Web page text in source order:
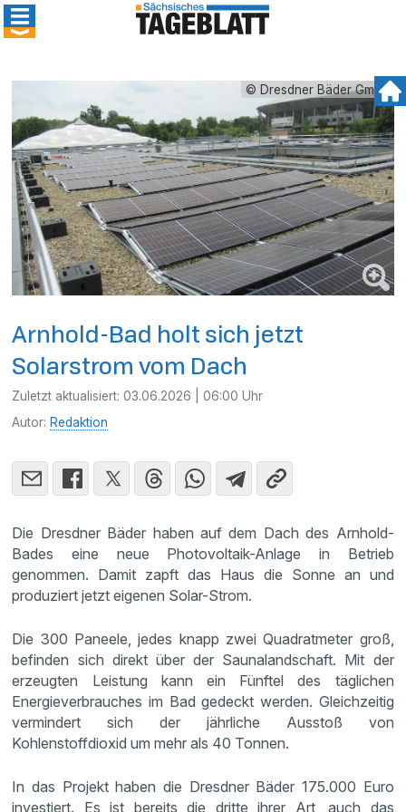
© Dresdner Bäder GmbH
Arnhold-Bad holt sich jetzt
Solarstrom vom Dach
Zuletzt aktualisiert:03.06.2026 | 06:00 Uhr
Autor: Redaktion
Die Dresdner Bäder haben auf dem Dach des Arnhold-
Bades eine neue Photovoltaik-Anlage in Betrieb
genommen. Damit zapft das Haus die Sonne an und
produziert jetzt eigenen Solar-Strom.
Die 300 Paneele, jedes knapp zwei Quadratmeter groß,
befinden sich direkt über der Saunalandschaft. Mit der
erzeugten Leistung kann ein Fünftel des täglichen
Energieverbrauches im Bad gedeckt werden. Gleichzeitig
vermindert sich der jährliche Ausstoß von
Kohlenstoffdioxid um mehr als 40 Tonnen.
In das Projekt haben die Dresdner Bäder 175.000 Euro
investiert. Es ist bereits die dritte ihrer Art, auch das